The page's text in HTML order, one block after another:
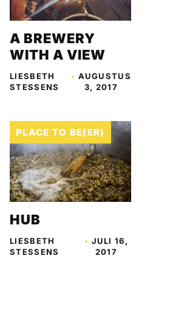
A BREWERY
WITH A VIEW
LIESBETH
STESSENS
• AUGUSTUS
3, 2017
PLACE TO BE(ER)
HUB
LIESBETH
STESSENS
• JULI 16,
2017